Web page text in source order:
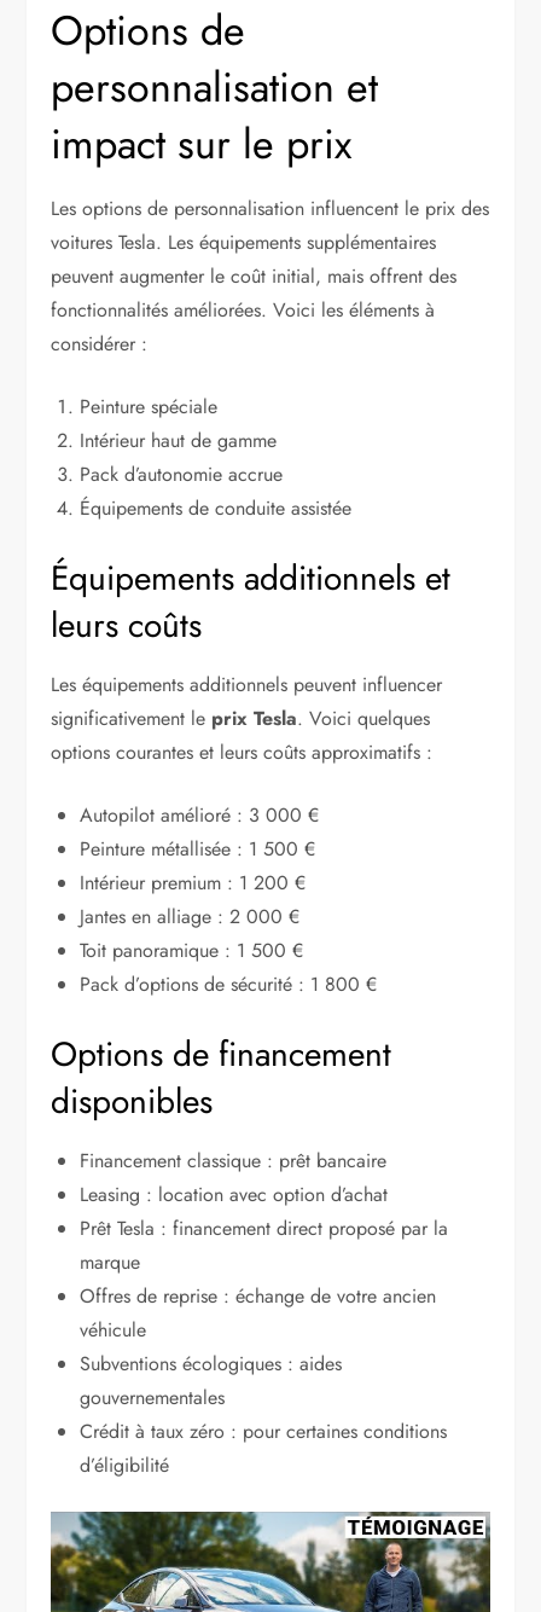
Options de
personnalisation et
impact sur le prix
Les options de personnalisation influencent le prix des
voitures Tesla. Les équipements supplémentaires
peuvent augmenter le coût initial, mais offrent des
fonctionnalités améliorées. Voici les éléments à
considérer :
Peinture spéciale
Intérieur haut de gamme
Pack d’autonomie accrue
Équipements de conduite assistée
Équipements additionnels et
leurs coûts
Les équipements additionnels peuvent influencer
significativement le prix Tesla. Voici quelques
options courantes et leurs coûts approximatifs :
Autopilot amélioré : 3 000 €
Peinture métallisée : 1 500 €
Intérieur premium : 1 200 €
Jantes en alliage : 2 000 €
Toit panoramique : 1 500 €
Pack d’options de sécurité : 1 800 €
Options de financement
disponibles
Financement classique : prêt bancaire
Leasing : location avec option d’achat
Prêt Tesla : financement direct proposé par la
marque
Offres de reprise : échange de votre ancien
véhicule
Subventions écologiques : aides
gouvernementales
Crédit à taux zéro : pour certaines conditions
d’éligibilité